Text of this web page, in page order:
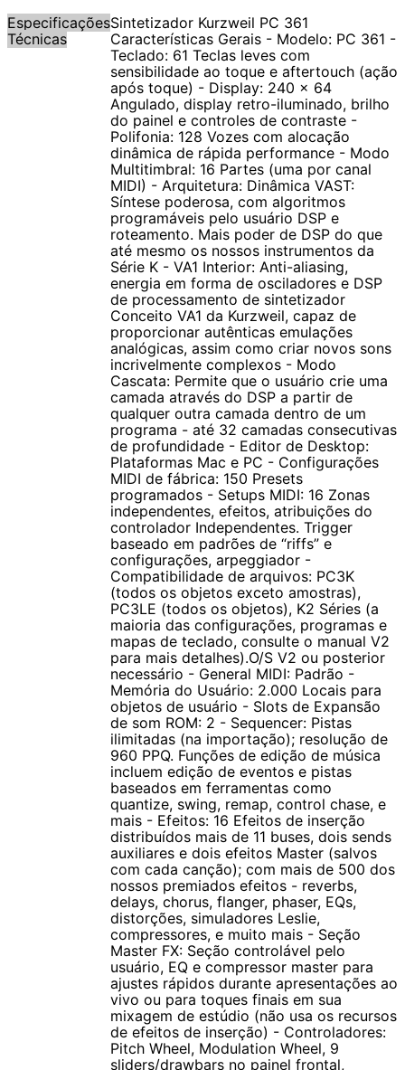
organização por categorias e programas selecionáveis por
botões.
Com 128 notas de polifonia, seqüenciador, 4 arpejadores
independentes e mais efeitos do processador poderoso como
nosso aclamado KSP8, o PC3 é surpreendente pelo fácil uso
através da nova e intuitiva interface. Possui ainda entrada USB,
Porta para Cartão Flash, 9 Controles Sliders/Drawbars, Display
angulado, e um novo projeto de ação do teclado, a nova
geração de instrumentos da Kurzweil.
O PC3 combina sons e ferramentas ideais para músicos
profissionais, estúdios, igrejas e professores de música.
VAST Architecture, 128 Vozes de Polifonia, 800 Programas: 256
Programas Básicos (Baixos, Baterias, Guitarras, Synths, etc.),
Triple Strike Grand Piano, Placas Classic Keys ROM, General
MIDI, Orchestral ROM, Strings Section ROM e 64 Programas
KB3, Compatível com GM, 2 Seções de de Efeitos ROM: Até 16
inserts de Efeito com 2 aux sends designáveis através de 16
Busses, Presets de Efeitos: Acima de 300 dos nossos premiados
efeitos, Nova Geração de Teclado com 76 teclas semi-pesadas,
9 Controles Designáveis MIDI Sliders/Drawbars, 16 Bancos
selecionáveis através de botões e 8 Botões para seleção de
Programas, Novo Modelo de Pitch e Modwheel, 3 Entradas para
Pedais de Chave, 2 Entradas para Pedais de Controle (cc
Pedals), Entrada para Supper Ribbon e Breath Controller, Porta
para Flash Memory, 4 Saídas Analógicas, Saída Digital 24-Bit,
USB, MIDI In, Out e Thru.
Especificações
Técnicas
Sintetizador Kurzweil PC 361
Características Gerais - Modelo: PC 361 -
Teclado: 61 Teclas leves com
sensibilidade ao toque e aftertouch (ação
após toque) - Display: 240 x 64
Angulado, display retro-iluminado, brilho
do painel e controles de contraste -
Polifonia: 128 Vozes com alocação
dinâmica de rápida performance - Modo
Multitimbral: 16 Partes (uma por canal
MIDI) - Arquitetura: Dinâmica VAST:
Síntese poderosa, com algoritmos
programáveis pelo usuário DSP e
roteamento. Mais poder de DSP do que
até mesmo os nossos instrumentos da
Série K - VA1 Interior: Anti-aliasing,
energia em forma de osciladores e DSP
de processamento de sintetizador
Conceito VA1 da Kurzweil, capaz de
proporcionar autênticas emulações
analógicas, assim como criar novos sons
incrivelmente complexos - Modo
Cascata: Permite que o usuário crie uma
camada através do DSP a partir de
qualquer outra camada dentro de um
programa - até 32 camadas consecutivas
de profundidade - Editor de Desktop:
Plataformas Mac e PC - Configurações
MIDI de fábrica: 150 Presets
programados - Setups MIDI: 16 Zonas
independentes, efeitos, atribuições do
controlador Independentes. Trigger
baseado em padrões de “riffs” e
configurações, arpeggiador -
Compatibilidade de arquivos: PC3K
(todos os objetos exceto amostras),
PC3LE (todos os objetos), K2 Séries (a
maioria das configurações, programas e
mapas de teclado, consulte o manual V2
para mais detalhes).O/S V2 ou posterior
necessário - General MIDI: Padrão -
Memória do Usuário: 2.000 Locais para
objetos de usuário - Slots de Expansão
de som ROM: 2 - Sequencer: Pistas
ilimitadas (na importação); resolução de
960 PPQ. Funções de edição de música
incluem edição de eventos e pistas
baseados em ferramentas como
quantize, swing, remap, control chase, e
mais - Efeitos: 16 Efeitos de inserção
distribuídos mais de 11 buses, dois sends
auxiliares e dois efeitos Master (salvos
com cada canção); com mais de 500 dos
nossos premiados efeitos - reverbs,
delays, chorus, flanger, phaser, EQs,
distorções, simuladores Leslie,
compressores, e muito mais - Seção
Master FX: Seção controlável pelo
usuário, EQ e compressor master para
ajustes rápidos durante apresentações ao
vivo ou para toques finais em sua
mixagem de estúdio (não usa os recursos
de efeitos de inserção) - Controladores:
Pitch Wheel, Modulation Wheel, 9
sliders/drawbars no painel frontal,